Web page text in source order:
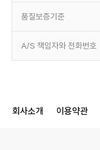
품질보증기준
A/S 책임자와 전화번호
회사소개 이용약관